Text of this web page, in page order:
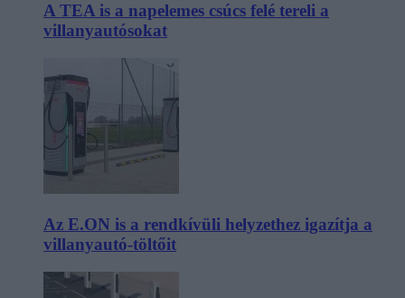
A TEA is a napelemes csúcs felé tereli a
villanyautósokat
Az E.ON is a rendkívüli helyzethez igazítja a
villanyautó-töltőit